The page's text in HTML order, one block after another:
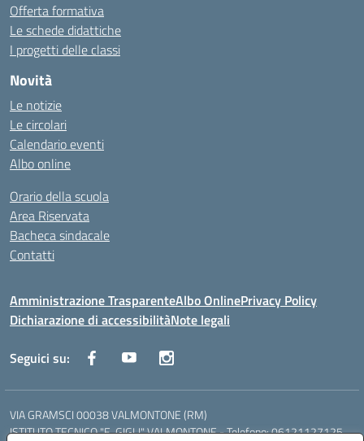
Offerta formativa
Le schede didattiche
I progetti delle classi
Novità
Le notizie
Le circolari
Calendario eventi
Albo online
Orario della scuola
Area Riservata
Bacheca sindacale
Contatti
Amministrazione TrasparenteAlbo OnlinePrivacy Policy
Dichiarazione di accessibilitàNote legali
Seguici su:
VIA GRAMSCI 00038 VALMONTONE (RM)
ISTITUTO TECNICO "E. GIGLI" VALMONTONE - Telefono: 06121127125